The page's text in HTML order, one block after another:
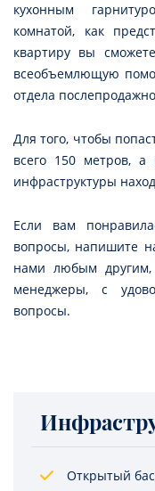
кухонным
комнатой, как
квартиру вы
всеобъемлющую
отдела
Для того, чтобы
всего 150 метров,
инфраструктуры
Если вам
вопросы, напишите
нами любым
менеджеры, с
вопросы.
Открытый